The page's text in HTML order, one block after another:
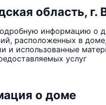
область, г.
информацию о
расположенных в
и использованные
услуг
о доме